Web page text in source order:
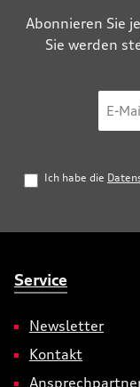
Abonnieren Sie
Sie werden
Mail-
Ich habe die
Service
Newsletter
Kontakt